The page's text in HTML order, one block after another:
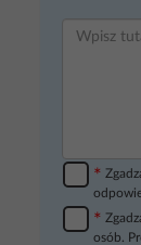
*
*
osób.